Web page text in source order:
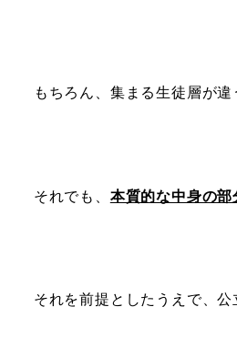
もちろん、集まる生徒層が
それでも、 本質的な中身の部
それを前提としたうえで、